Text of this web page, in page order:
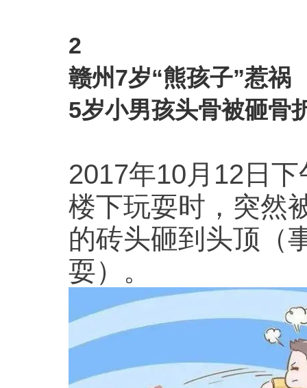
2
赣州7岁“熊孩子”惹祸
5岁小男孩头骨被砸骨
2017年10月12日
楼下玩耍时，突然
的砖头砸到头顶（
耍）。